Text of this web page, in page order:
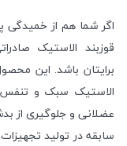
اگر شما هم از خمیدگی
قوزبند الاستیک
برایتان باشد. این
الاستیک سبک و
عضلانی و جلوگیری از
سابقه در تولید